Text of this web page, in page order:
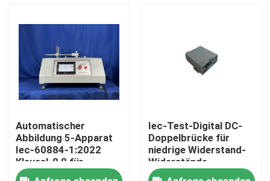
Treten Sie mit uns in Verbindung
Fordern Sie ein Zitat
Iec-Prüfengerät
Medizinisches Prüfengerät
Eintritt-Schutz-Prüfengerät
Automatischer
Abbildung 5-Apparat
Iec-60884-1:2022
Klausel-8,8 für
Haltbarkeit der
Iec-Test-Digital DC-
Doppelbrücke für
niedrige Widerstand-
Widerstände